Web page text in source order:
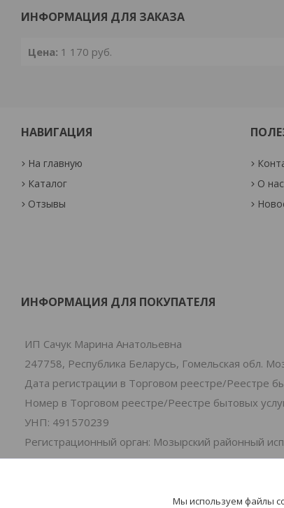
ИНФОРМАЦИЯ ДЛЯ ЗАКАЗА
Цена: 1 170 руб.
НАВИГАЦИЯ
На главную
Каталог
Отзывы
О нас
ИНФОРМАЦИЯ ДЛЯ ПОКУПАТЕЛЯ
ИП Сачук Марина Анатольевна
247758, Республика Беларусь, Гомельская обл.
Дата регистрации в Торговом реестре/Реестре
Номер в Торговом реестре/Реестре бытовых
УНП: 491570239
Регистрационный орган: Мозырский районный
Дата регистрации компании: 01.07.2024
Местонахождение книги замечаний иМы используем файлы